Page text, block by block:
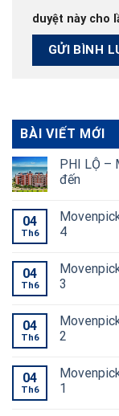
duyệt này cho
BÀI VIẾT MỚI
PHI LỘ –
đến
04
Th6
4
04
Th6
3
04
Th6
2
04
Th6
1